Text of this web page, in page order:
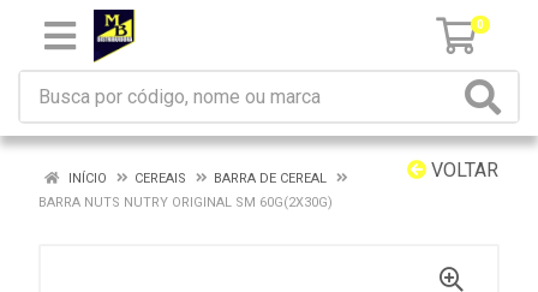
0
VOLTAR
INÍCIO CEREAIS
BARRA DE CEREAL
BARRA NUTS NUTRY ORIGINAL SM 60G(2X30G)